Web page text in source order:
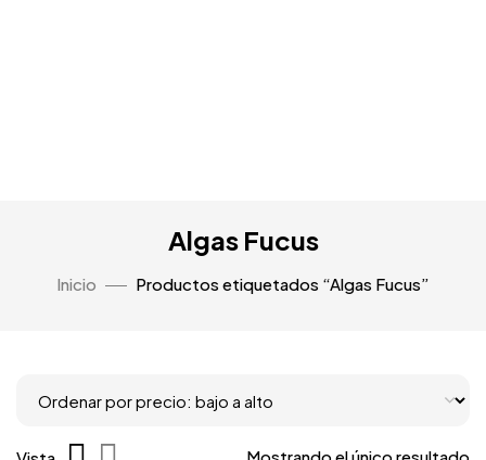
Algas Fucus
Inicio Productos etiquetados “Algas Fucus”